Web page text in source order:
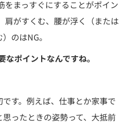
をまっすぐにすることがポイン
肩がすくむ、腰が浮く（または
のはNG。
ポイントなんですね。
す。例えば、仕事とか家事で
ったときの姿勢って、大抵前